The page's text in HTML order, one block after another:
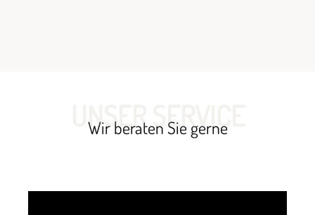
UNSER SERVICE
Wir beraten Sie gerne